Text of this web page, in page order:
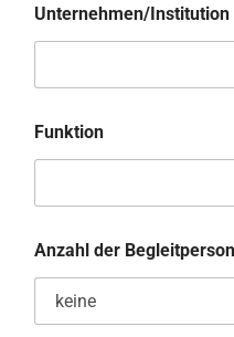
Unternehmen/Institution
e
i
h
m
e
*
Funktion
Anzahl der